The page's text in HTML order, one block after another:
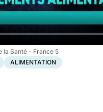
la Santé - France 5
ALIMENTATION